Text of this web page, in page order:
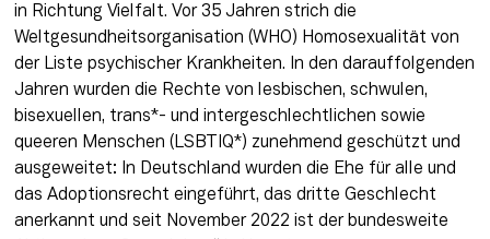
in Richtung Vielfalt. Vor 35 Jahren strich die
Weltgesundheitsorganisation (WHO) Homosexualität von
der Liste psychischer Krankheiten. In den darauffolgenden
Jahren wurden die Rechte von lesbischen, schwulen,
bisexuellen, trans*- und intergeschlechtlichen sowie
queeren Menschen (LSBTIQ*) zunehmend geschützt und
ausgeweitet: In Deutschland wurden die Ehe für alle und
das Adoptionsrecht eingeführt, das dritte Geschlecht
anerkannt und seit November 2022 ist der bundesweite